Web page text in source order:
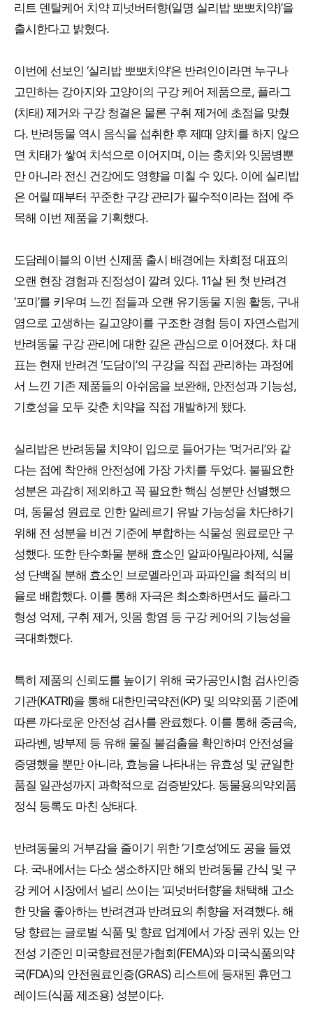
리트 덴탈케어 치약 피넛버터향(일명 실리밥 뽀뽀치약)’을
출시한다고 밝혔다.
이번에 선보인 ‘실리밥 뽀뽀치약’은 반려인이라면 누구나
고민하는 강아지와 고양이의 구강 케어 제품으로, 플라그
(치태) 제거와 구강 청결은 물론 구취 제거에 초점을 맞췄
다. 반려동물 역시 음식을 섭취한 후 제때 양치를 하지 않으
면 치태가 쌓여 치석으로 이어지며, 이는 충치와 잇몸병뿐
만 아니라 전신 건강에도 영향을 미칠 수 있다. 이에 실리밥
은 어릴 때부터 꾸준한 구강 관리가 필수적이라는 점에 주
목해 이번 제품을 기획했다.
도담레이블의 이번 신제품 출시 배경에는 차희정 대표의
오랜 현장 경험과 진정성이 깔려 있다. 11살 된 첫 반려견
‘포미’를 키우며 느낀 점들과 오랜 유기동물 지원 활동, 구내
염으로 고생하는 길고양이를 구조한 경험 등이 자연스럽게
반려동물 구강 관리에 대한 깊은 관심으로 이어졌다. 차 대
표는 현재 반려견 ‘도담이’의 구강을 직접 관리하는 과정에
서 느낀 기존 제품들의 아쉬움을 보완해, 안전성과 기능성,
기호성을 모두 갖춘 치약을 직접 개발하게 됐다.
실리밥은 반려동물 치약이 입으로 들어가는 ‘먹거리’와 같
다는 점에 착안해 안전성에 가장 가치를 두었다. 불필요한
성분은 과감히 제외하고 꼭 필요한 핵심 성분만 선별했으
며, 동물성 원료로 인한 알레르기 유발 가능성을 차단하기
위해 전 성분을 비건 기준에 부합하는 식물성 원료로만 구
성했다. 또한 탄수화물 분해 효소인 알파아밀라아제, 식물
성 단백질 분해 효소인 브로멜라인과 파파인을 최적의 비
율로 배합했다. 이를 통해 자극은 최소화하면서도 플라그
형성 억제, 구취 제거, 잇몸 항염 등 구강 케어의 기능성을
극대화했다.
특히 제품의 신뢰도를 높이기 위해 국가공인시험 검사인증
기관(KATRI)을 통해 대한민국약전(KP) 및 의약외품 기준에
따른 까다로운 안전성 검사를 완료했다. 이를 통해 중금속,
파라벤, 방부제 등 유해 물질 불검출을 확인하며 안전성을
증명했을 뿐만 아니라, 효능을 나타내는 유효성 및 균일한
품질 일관성까지 과학적으로 검증받았다. 동물용의약외품
정식 등록도 마친 상태다.
반려동물의 거부감을 줄이기 위한 ‘기호성’에도 공을 들였
다. 국내에서는 다소 생소하지만 해외 반려동물 간식 및 구
강 케어 시장에서 널리 쓰이는 ‘피넛버터향’을 채택해 고소
한 맛을 좋아하는 반려견과 반려묘의 취향을 저격했다. 해
당 향료는 글로벌 식품 및 향료 업계에서 가장 권위 있는 안
전성 기준인 미국향료전문가협회(FEMA)와 미국식품의약
국(FDA)의 안전원료인증(GRAS) 리스트에 등재된 휴먼그
레이드(식품 제조용) 성분이다.